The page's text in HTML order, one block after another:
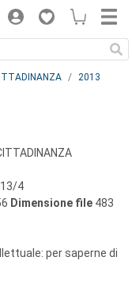
2013
4
Dimensione file 483
per saperne di